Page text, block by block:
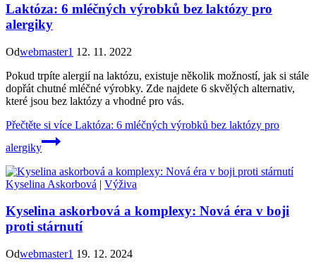
Laktóza: 6 mléčných výrobků bez laktózy pro
alergiky
Odwebmaster1 12. 11. 2022
Pokud trpíte alergií na laktózu, existuje několik možností, jak si stále
dopřát chutné mléčné výrobky. Zde najdete 6 skvělých alternativ,
které jsou bez laktózy a vhodné pro vás.
Přečtěte si více Laktóza: 6 mléčných výrobků bez laktózy pro
alergiky
Kyselina Askorbová | Výživa
Kyselina askorbová a komplexy: Nová éra v boji
proti stárnutí
Odwebmaster1 19. 12. 2024